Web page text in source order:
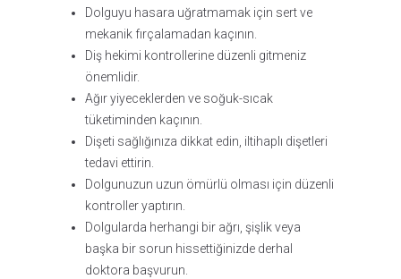
Dolguyu hasara uğratmamak için sert ve
mekanik fırçalamadan kaçının.
Diş hekimi kontrollerine düzenli gitmeniz
önemlidir.
Ağır yiyeceklerden ve soğuk-sıcak
tüketiminden kaçının.
Dişeti sağlığınıza dikkat edin, iltihaplı dişetleri
tedavi ettirin.
Dolgunuzun uzun ömürlü olması için düzenli
kontroller yaptırın.
Dolgularda herhangi bir ağrı, şişlik veya
başka bir sorun hissettiğinizde derhal
doktora başvurun.